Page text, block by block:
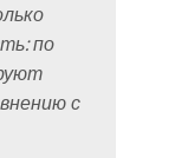
по
с